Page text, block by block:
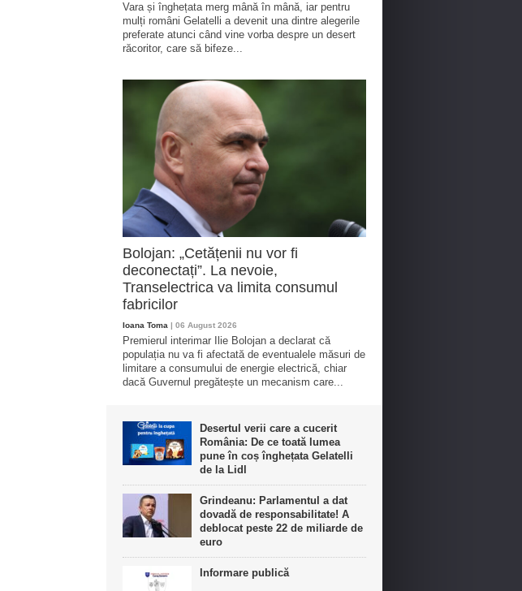
Vara și înghețata merg mână în mână, iar pentru
mulți români Gelatelli a devenit una dintre alegerile
preferate atunci când vine vorba despre un desert
răcoritor, care să bifeze...
Bolojan: „Cetățenii nu vor fi
deconectați”. La nevoie,
Transelectrica va limita consumul
fabricilor
Ioana Toma | 06 August 2026
Premierul interimar Ilie Bolojan a declarat că
populația nu va fi afectată de eventualele măsuri de
limitare a consumului de energie electrică, chiar
dacă Guvernul pregătește un mecanism care...
Desertul verii care a cucerit
România: De ce toată lumea
pune în coș înghețata Gelatelli
de la Lidl
Grindeanu: Parlamentul a dat
dovadă de responsabilitate! A
deblocat peste 22 de miliarde de
euro
Informare publică